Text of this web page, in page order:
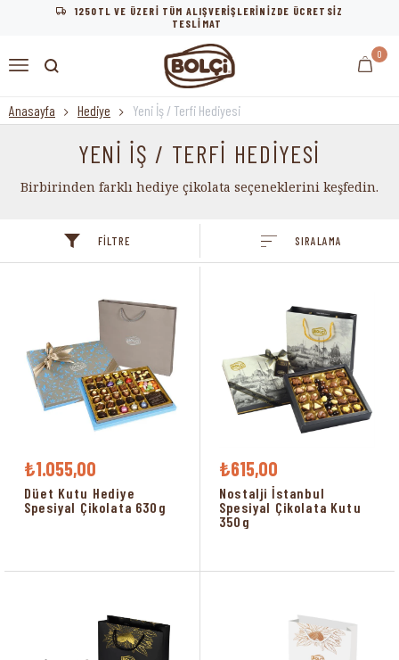
1250TL VE ÜZERİ TÜM ALIŞVERİŞLERİNİZDE ÜCRETSİZ
TESLİMAT
0
Anasayfa Hediye Yeni İş / Terfi Hediyesi
YENİ İŞ / TERFİ HEDİYESİ
Birbirinden farklı hediye çikolata seçeneklerini keşfedin.
FILTRE SIRALAMA
₺1.055,00
Düet Kutu Hediye
Spesiyal Çikolata 630g
₺615,00
Nostalji İstanbul
Spesiyal Çikolata Kutu
350g